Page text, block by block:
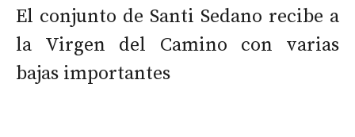
El conjunto de Santi Sedano recibe a
la Virgen del Camino con varias
bajas importantes